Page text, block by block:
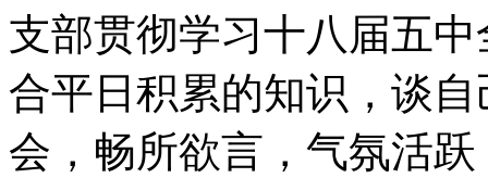
支部贯彻学习十八届五
合平日积累的知识，谈
会，畅所欲言，气氛活